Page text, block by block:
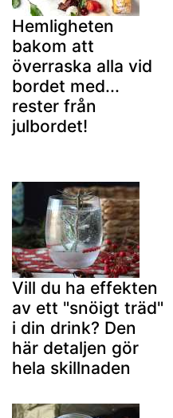
Hemligheten
bakom att
överraska alla vid
bordet med...
rester från
julbordet!
Vill du ha effekten
av ett "snöigt träd"
i din drink? Den
här detaljen gör
hela skillnaden